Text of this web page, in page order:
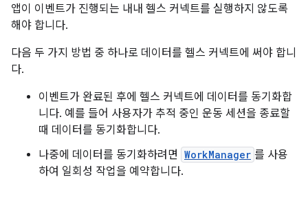
앱이 이벤트가 진행되는 내내 헬스 커넥트를 실행하지 않도록
해야 합니다.
다음 두 가지 방법 중 하나로 데이터를 헬스 커넥트에 써야 합니
다.
이벤트가 완료된 후에 헬스 커넥트에 데이터를 동기화합
니다. 예를 들어 사용자가 추적 중인 운동 세션을 종료할
때 데이터를 동기화합니다.
나중에 데이터를 동기화하려면 WorkManager 를 사용
하여 일회성 작업을 예약합니다.